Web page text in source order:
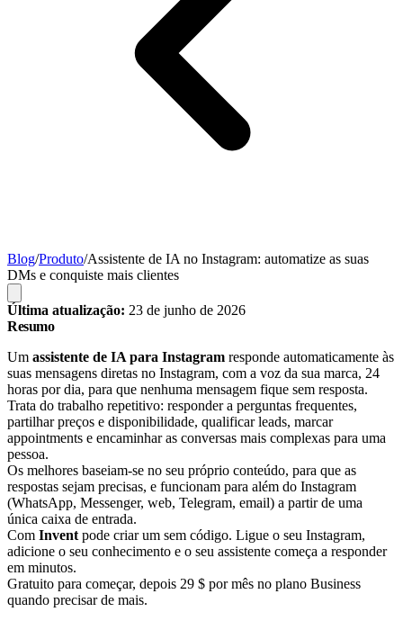
Blog/Produto/Assistente de IA no Instagram: automatize as suas
DMs e conquiste mais clientes
Última atualização: 23 de junho de 2026
Resumo
Um assistente de IA para Instagram responde automaticamente às
suas mensagens diretas no Instagram, com a voz da sua marca, 24
horas por dia, para que nenhuma mensagem fique sem resposta.
Trata do trabalho repetitivo: responder a perguntas frequentes,
partilhar preços e disponibilidade, qualificar leads, marcar
appointments e encaminhar as conversas mais complexas para uma
pessoa.
Os melhores baseiam-se no seu próprio conteúdo, para que as
respostas sejam precisas, e funcionam para além do Instagram
(WhatsApp, Messenger, web, Telegram, email) a partir de uma
única caixa de entrada.
Com Invent pode criar um sem código. Ligue o seu Instagram,
adicione o seu conhecimento e o seu assistente começa a responder
em minutos.
Gratuito para começar, depois 29 $ por mês no plano Business
quando precisar de mais.